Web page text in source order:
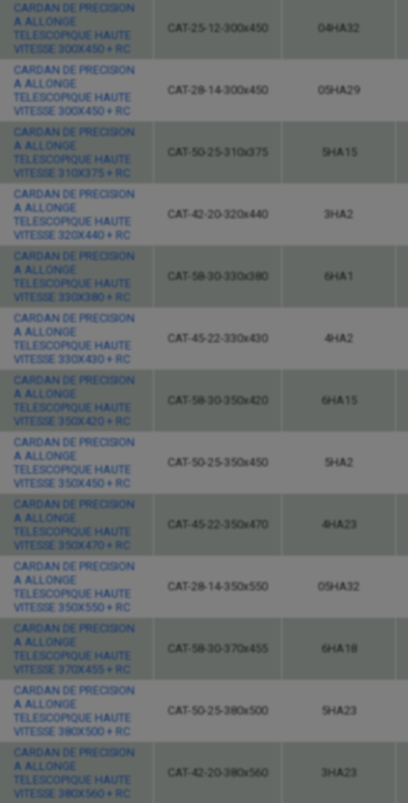
CARDAN DE PRECISION
A ALLONGE
TELESCOPIQUE HAUTE
VITESSE 300X450 + RC
CAT-25-12-300x450 04HA32
CARDAN DE PRECISION
A ALLONGE
TELESCOPIQUE HAUTE
VITESSE 300X450 + RC
CAT-28-14-300x450 05HA29
CARDAN DE PRECISION
A ALLONGE
TELESCOPIQUE HAUTE
VITESSE 310X375 + RC
CAT-50-25-310x375 5HA15
CARDAN DE PRECISION
A ALLONGE
TELESCOPIQUE HAUTE
VITESSE 320X440 + RC
CAT-42-20-320x440 3HA2
CARDAN DE PRECISION
A ALLONGE
TELESCOPIQUE HAUTE
VITESSE 330X380 + RC
CAT-58-30-330x380 6HA1
CARDAN DE PRECISION
A ALLONGE
TELESCOPIQUE HAUTE
VITESSE 330X430 + RC
CAT-45-22-330x430 4HA2
CARDAN DE PRECISION
A ALLONGE
TELESCOPIQUE HAUTE
VITESSE 350X420 + RC
CAT-58-30-350x420 6HA15
CARDAN DE PRECISION
A ALLONGE
TELESCOPIQUE HAUTE
VITESSE 350X450 + RC
CAT-50-25-350x450 5HA2
CARDAN DE PRECISION
A ALLONGE
TELESCOPIQUE HAUTE
VITESSE 350X470 + RC
CAT-45-22-350x470 4HA23
CARDAN DE PRECISION
A ALLONGE
TELESCOPIQUE HAUTE
VITESSE 350X550 + RC
CAT-28-14-350x550 05HA32
CARDAN DE PRECISION
A ALLONGE
TELESCOPIQUE HAUTE
VITESSE 370X455 + RC
CAT-58-30-370x455 6HA18
CARDAN DE PRECISION
A ALLONGE
TELESCOPIQUE HAUTE
VITESSE 380X500 + RC
CAT-50-25-380x500 5HA23
CARDAN DE PRECISION
A ALLONGE
TELESCOPIQUE HAUTE
VITESSE 380X560 + RC
CAT-42-20-380x560 3HA23